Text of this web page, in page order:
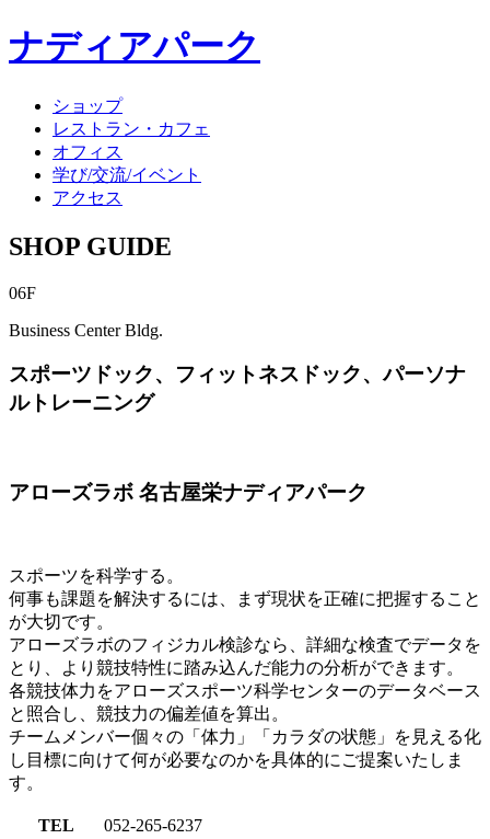
ナディアパーク
ショップ
レストラン・カフェ
オフィス
学び/交流/イベント
アクセス
SHOP GUIDE
06F
Business Center Bldg.
スポーツドック、フィットネスドック、パーソナ
ルトレーニング
アローズラボ 名古屋栄ナディアパーク
スポーツを科学する。
何事も課題を解決するには、まず現状を正確に把握すること
が大切です。
アローズラボのフィジカル検診なら、詳細な検査でデータを
とり、より競技特性に踏み込んだ能力の分析ができます。
各競技体力をアローズスポーツ科学センターのデータベース
と照合し、競技力の偏差値を算出。
チームメンバー個々の「体力」「カラダの状態」を見える化
し目標に向けて何が必要なのかを具体的にご提案いたしま
す。
TEL
052-265-6237